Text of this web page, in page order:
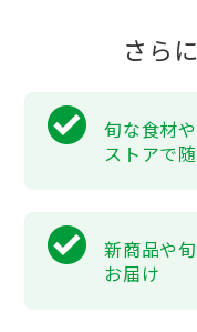
さら
旬な食材
ストアで
新商品や
お届け